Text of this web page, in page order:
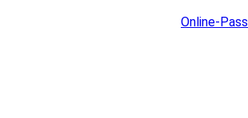
Online-Pass